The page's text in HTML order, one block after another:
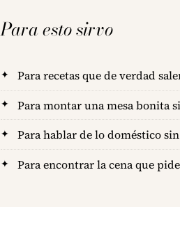
Para esto sirvo
Para recetas que de verdad
Para montar una mesa bonita
Para hablar de lo doméstico
Para encontrar la cena que